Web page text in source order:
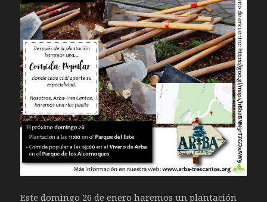
Este domingo 26 de enero haremos un plantación